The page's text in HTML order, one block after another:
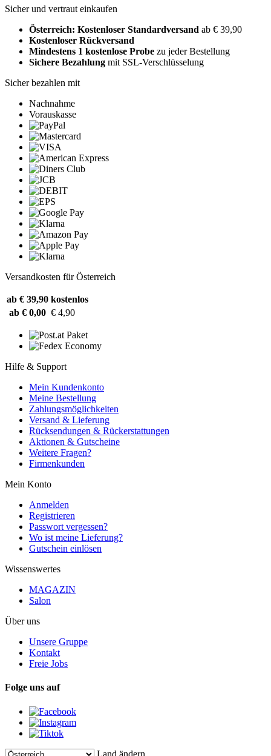
Sicher und vertraut einkaufen
Österreich: Kostenloser Standardversand ab € 39,90
Kostenloser Rückversand
Mindestens 1 kostenlose Probe zu jeder Bestellung
Sichere Bezahlung mit SSL-Verschlüsselung
Sicher bezahlen mit
Nachnahme
Vorauskasse
Versandkosten für Österreich
ab € 39,90 kostenlos
ab € 0,00 € 4,90
Hilfe & Support
Mein Kundenkonto
Meine Bestellung
Zahlungsmöglichkeiten
Versand & Lieferung
Rücksendungen & Rückerstattungen
Aktionen & Gutscheine
Weitere Fragen?
Firmenkunden
Mein Konto
Anmelden
Registrieren
Passwort vergessen?
Wo ist meine Lieferung?
Gutschein einlösen
Wissenswertes
MAGAZIN
Salon
Über uns
Unsere Gruppe
Kontakt
Freie Jobs
Folge uns auf
Land ändern